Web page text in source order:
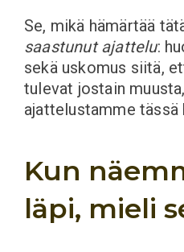
Se, mikä hämärtää
saastunut ajattelu:
sekä uskomus siitä,
tulevat jostain
ajattelustamme tässä
Kun
läpi, mieli